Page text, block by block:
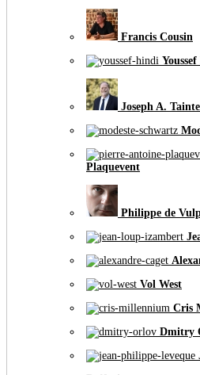
Francis Cousin
Joseph A.
Plaquevent
Philippe de
Vol West
Cris
Dmitry